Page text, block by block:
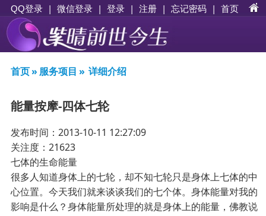
QQ登录 | 微信登录 | 登录 | 注册 | 忘记密码 | 首页
首页» 服务项目 » 详细介绍
能量按摩-四体七轮
发布时间：2013-10-11 12:27:09
关注度：21623
七体的生命能量
很多人知道身体上的七轮，却不知七轮只是身体上七体的中
心位置。今天我们就来谈谈我们的七个体。身体能量对我的
影响是什么？身体能量所处理的就是身体上的能量，佛教说